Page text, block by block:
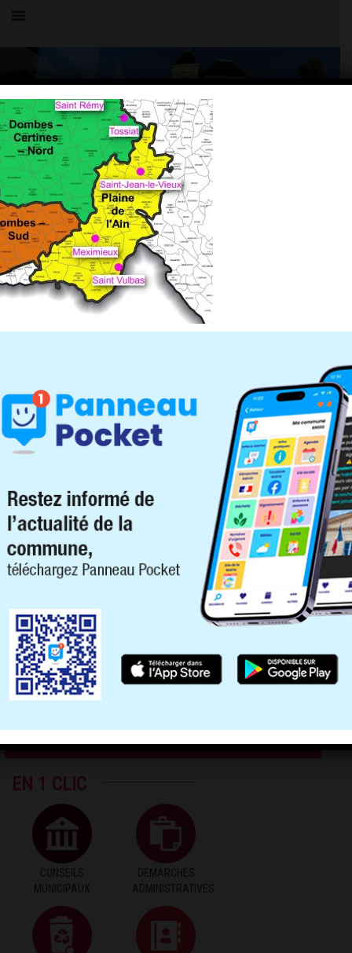
Toutes les actualités
LE VILLAGE
20 juin 2022
Les autres actualités
EN 1 CLIC
CONSEILS
MUNICIPAUX
DEMARCHES
ADMINISTRATIVES